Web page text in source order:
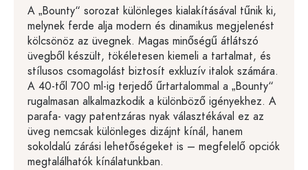
A „Bounty“ sorozat különleges kialakításával tűnik ki,
melynek ferde alja modern és dinamikus megjelenést
kölcsönöz az üvegnek. Magas minőségű átlátszó
üvegből készült, tökéletesen kiemeli a tartalmat, és
stílusos csomagolást biztosít exkluzív italok számára.
A 40-től 700 ml-ig terjedő űrtartalommal a „Bounty“
rugalmasan alkalmazkodik a különböző igényekhez. A
parafa- vagy patentzáras nyak választékával ez az
üveg nemcsak különleges dizájnt kínál, hanem
sokoldalú zárási lehetőségeket is – megfelelő opciók
megtalálhatók kínálatunkban.